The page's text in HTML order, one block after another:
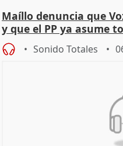
Maíllo denuncia que
y que el PP ya asume
Sonido Totales